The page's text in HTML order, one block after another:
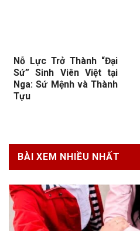
Nỗ Lực Trở Thành “Đại
Sứ” Sinh Viên Việt tại
Nga: Sứ Mệnh và Thành
Tựu
BÀI XEM NHIỀU NHẤT